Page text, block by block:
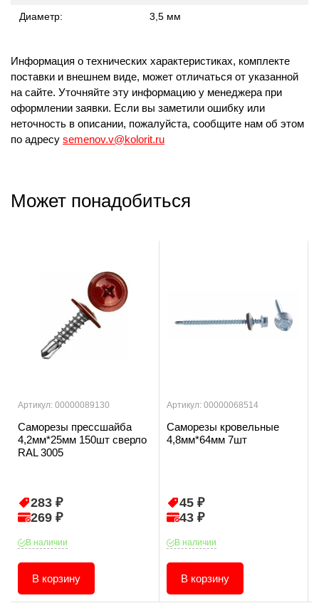
Диаметр: 3,5 мм
Информация о технических характеристиках, комплекте
поставки и внешнем виде, может отличаться от указанной
на сайте. Уточняйте эту информацию у менеджера при
оформлении заявки. Если вы заметили ошибку или
неточность в описании, пожалуйста, сообщите нам об этом
по адресу semenov.v@kolorit.ru
Может понадобиться
Артикул: 00000089130
Саморезы прессшайба
4,2мм*25мм 150шт сверло
RAL 3005
283 ₽
269 ₽
В наличии
В корзину
Артикул: 00000068514
Саморезы кровельные
4,8мм*64мм 7шт
45 ₽
43 ₽
В наличии
В корзину